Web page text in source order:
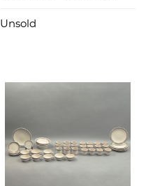
policromada.
Unsold